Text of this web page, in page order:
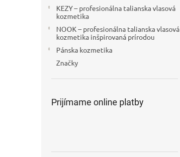
KEZY – profesionálna talianska vlasová
kozmetika
NOOK – profesionálna talianska vlasová
kozmetika inšpirovaná prírodou
Pánska kozmetika
Značky
Prijímame online platby